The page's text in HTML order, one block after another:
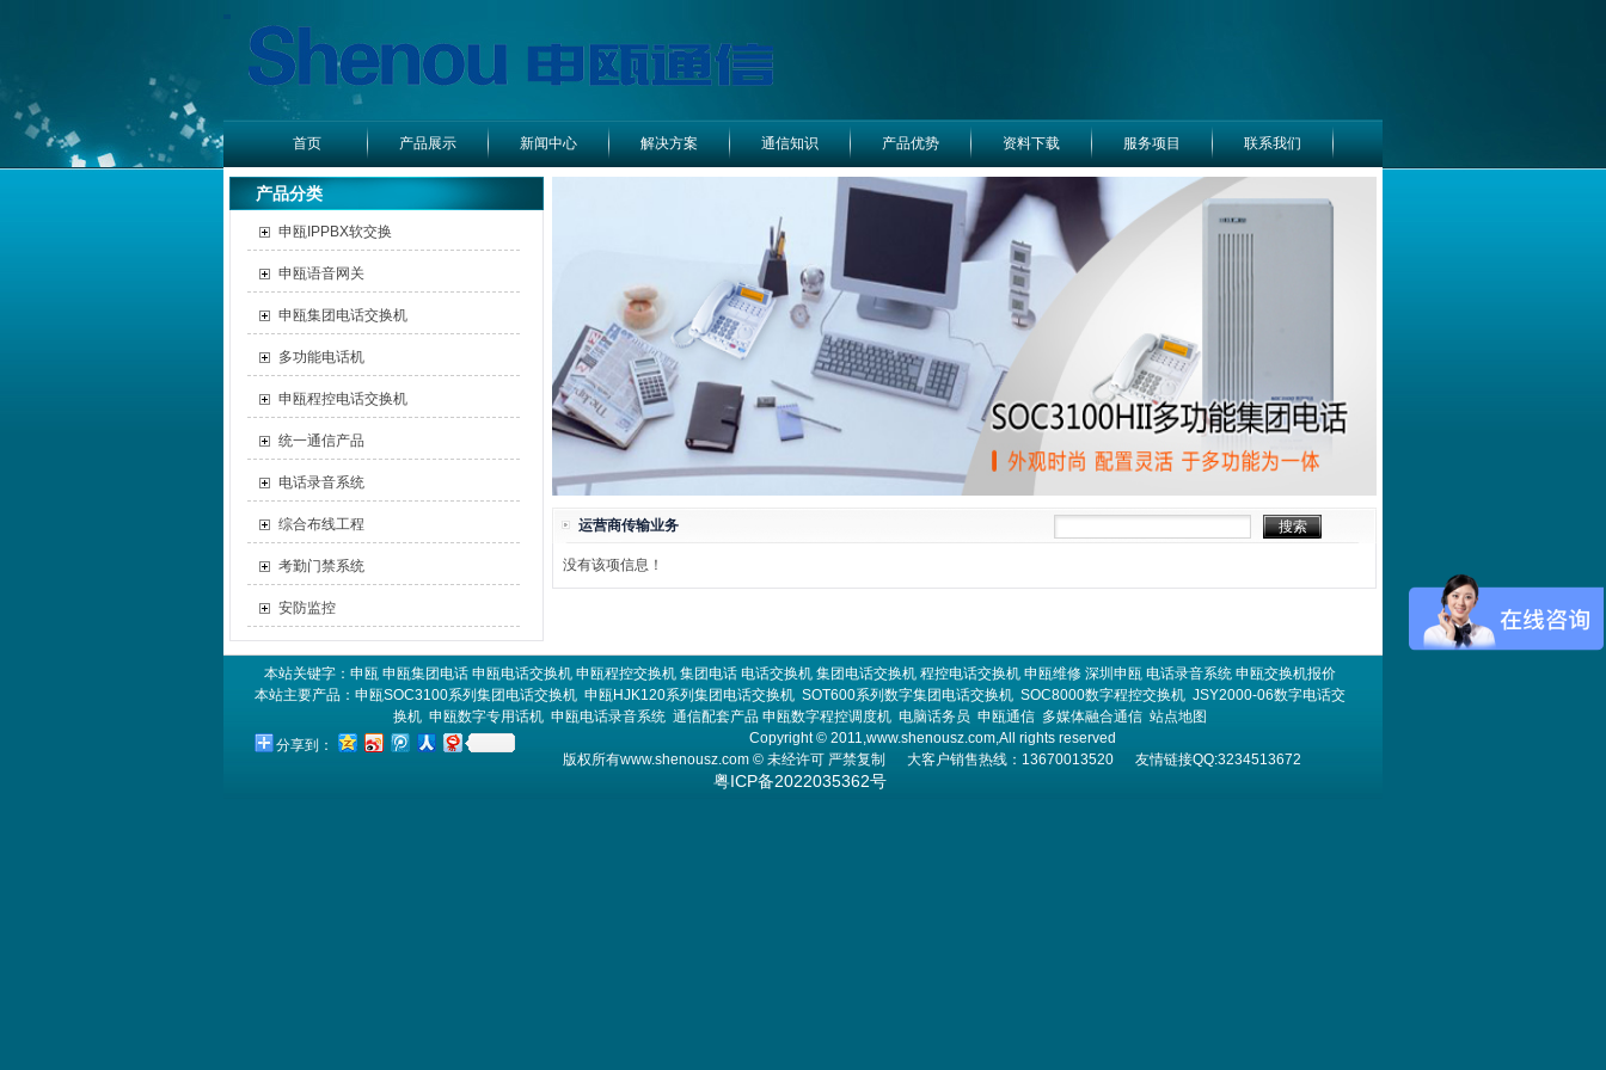
首页 产品展示 新闻中心 解决方案 通信知识 产品优势 资料下载 服务项目 联系我们
运营商传输业务
没有该项信息！
产品分类
申瓯IPPBX软交换
申瓯语音网关
申瓯集团电话交换机
多功能电话机
申瓯程控电话交换机
统一通信产品
电话录音系统
综合布线工程
考勤门禁系统
安防监控
本站关键字： 申瓯 申瓯集团电话 申瓯电话交换机 申瓯程控交换机 集团电话 电话交换机 集团电话交换机 程控电话交换机 申瓯维修 深圳申瓯 电话录音系统 申瓯交换机报价
本站主要产品： 申瓯SOC3100系列集团电话交换机 申瓯HJK120系列集团电话交换机 SOT600系列数字集团电话交换机 SOC8000数字程控交换机 JSY2000-06数字电话交
换机 申瓯数字专用话机 申瓯电话录音系统 通信配套产品 申瓯数字程控调度机 电脑话务员 申瓯通信 多媒体融合通信 站点地图
分享到：
Copyright © 2011,www.shenousz.com,All rights reserved
版权所有www.shenousz.com © 未经许可 严禁复制 大客户销售热线：13670013520 友情链接QQ:3234513672
粤ICP备2022035362号